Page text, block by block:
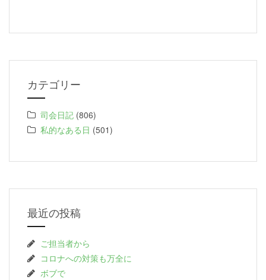
カテゴリー
司会日記 (806)
私的なある日 (501)
最近の投稿
ご担当者から
コロナへの対策も万全に
ボブで